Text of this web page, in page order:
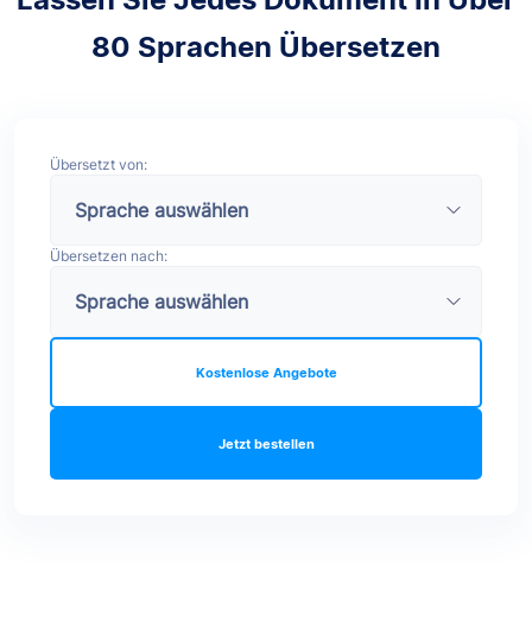
80 Sprachen Übersetzen
Übersetzt von:
Übersetzen nach:
Jetzt bestellen
Kostenlose Angebote